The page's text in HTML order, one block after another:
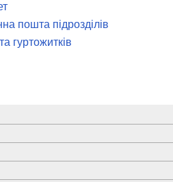
пошта підрозділів
гуртожитків